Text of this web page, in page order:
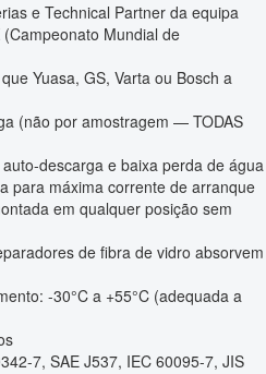
e Technical Partner da equipa
Mundial de
Yuasa, GS, Varta ou Bosch a
(não por amostragem — TODAS
descarga e baixa perda de água
para máxima corrente de arranque
em qualquer posição sem
de fibra de vidro absorvem
-30°C a +55°C (adequada a
7, SAE J537, IEC 60095-7, JIS